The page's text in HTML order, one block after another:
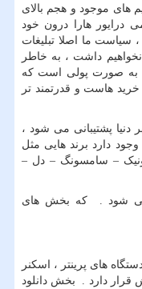
های موجود و هجم بالای
درایور هارا درون خود
، سیاست ما اصلا تبلیغات
داشت ، به خاطر
به صورت پولی است که
خرید هاست و قدرتمند تر
دنیا پشتیبانی می شود ،
وجود دارد برند هایی مثل
– سامسونگ – دل –
شود . که بخش های
های پرینتر ، اسکنر
دارد . بخش دانلود